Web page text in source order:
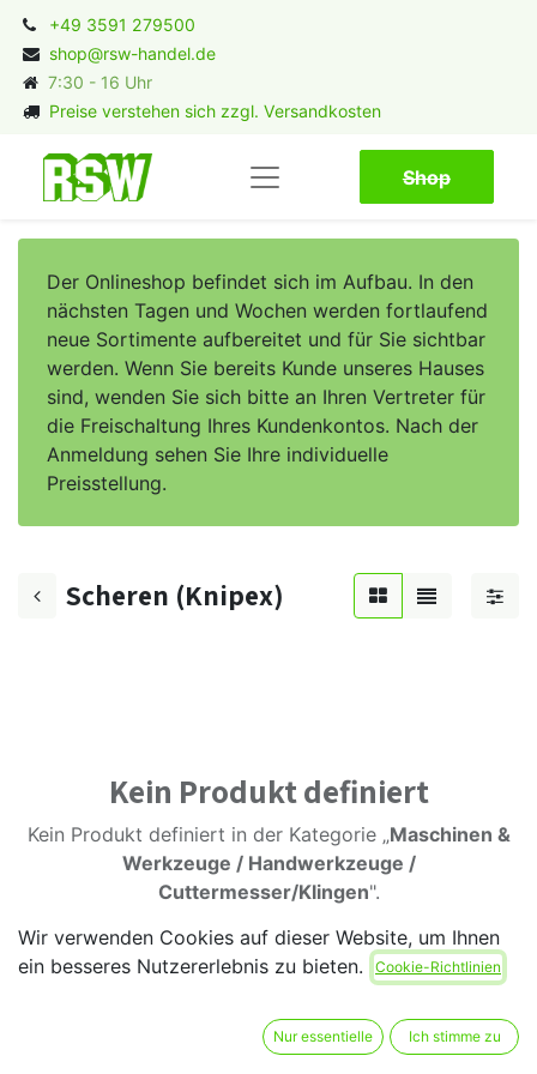
+49 3591 279500
shop@rsw-handel.de
7:30 - 16 Uhr
Preise verstehen sich zzgl. Versandkosten
Shop​​​​
Der Onlineshop befindet sich im Aufbau. In den
nächsten Tagen und Wochen werden fortlaufend
neue Sortimente aufbereitet und für Sie sichtbar
werden. Wenn Sie bereits Kunde unseres Hauses
sind, wenden Sie sich bitte an Ihren Vertreter für
die Freischaltung Ihres Kundenkontos. Nach der
Anmeldung sehen Sie Ihre individuelle
Preisstellung.
Scheren (Knipex)
Kein Produkt definiert
Kein Produkt definiert in der Kategorie „Maschinen &
Werkzeuge / Handwerkzeuge /
Cuttermesser/Klingen".
Wir verwenden Cookies auf dieser Website, um Ihnen
ein besseres Nutzererlebnis zu bieten.
Cookie-Richtlinien
Nur essentielle Ich stimme zu